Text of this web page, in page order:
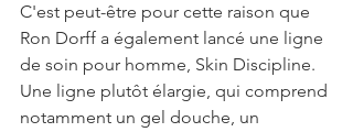
C'est peut-être pour cette raison que
Ron Dorff a également lancé une ligne
de soin pour homme, Skin Discipline.
Une ligne plutôt élargie, qui comprend
notamment un gel douche, un